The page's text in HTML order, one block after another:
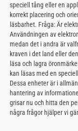
speciell tång eller en
korrekt placering och
läsbarhet. Fråga: Är
Användningen av
medan det i andra är
kraven i det land eller
läsa och lagra
kan läsas med en
Dessa enheter är i
hantering av
grisar nu och hitta den
några frågor hjälper vi